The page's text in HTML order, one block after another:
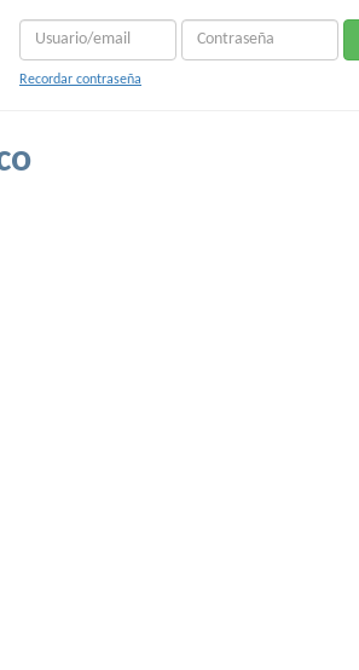
Recordar contraseña